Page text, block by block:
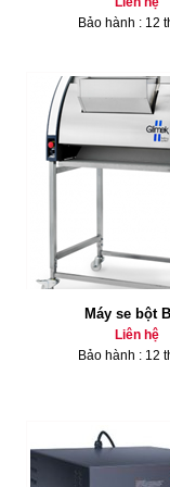
Bảo hành : 12
Máy se bột
Liên hệ
Bảo hành : 12